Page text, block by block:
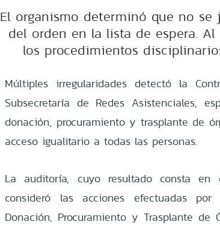
El organismo determinó que no
del orden en la lista de espera.
los procedimientos
Múltiples irregularidades detectó la
Subsecretaría de Redes Asistenciales,
donación, procuramiento y trasplante de
acceso igualitario a todas las personas.
La auditoría, cuyo resultado consta en
consideró las acciones efectuadas
Donación, Procuramiento y Trasplante de